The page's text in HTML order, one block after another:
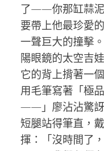
了——你那缸蒜泥
要帶上他最珍愛
一聲巨大的撞擊
陽眼鏡的太空吉
它的背上揹著一
用毛筆寫著「極
——」廖沾沾驚訝
短腿站得筆直，
揮：「沒時間了